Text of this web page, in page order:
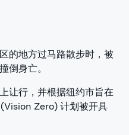
的地方过马路散步时，被
倒身亡。
让行，并根据纽约市旨在
Zero) 计划被开具